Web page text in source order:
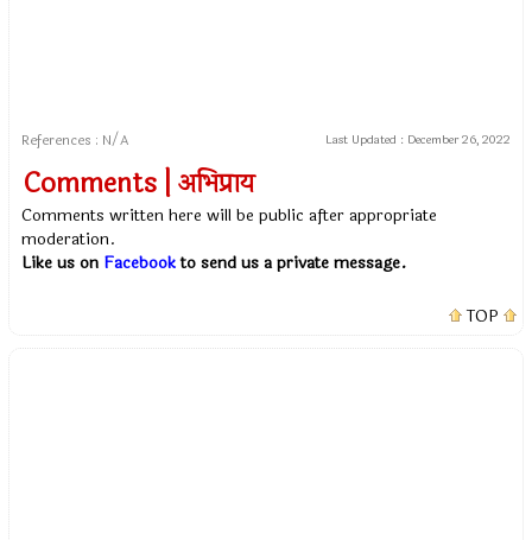
References : N/A Last Updated : December 26, 2022
Comments | अभिप्राय
Comments written here will be public after appropriate
moderation.
Like us on Facebookto send us a private message.
TOP